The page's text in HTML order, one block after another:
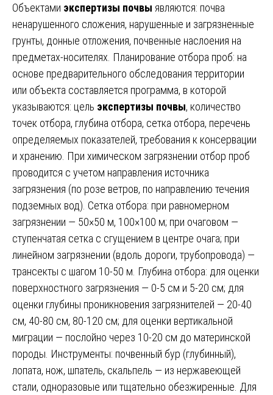
Объектами экспертизы почвы являются: почва
ненарушенного сложения, нарушенные и загрязненные
грунты, донные отложения, почвенные наслоения на
предметах-носителях. Планирование отбора проб: на
основе предварительного обследования территории
или объекта составляется программа, в которой
указываются: цель экспертизы почвы, количество
точек отбора, глубина отбора, сетка отбора, перечень
определяемых показателей, требования к консервации
и хранению. При химическом загрязнении отбор проб
проводится с учетом направления источника
загрязнения (по розе ветров, по направлению течения
подземных вод). Сетка отбора: при равномерном
загрязнении — 50×50 м, 100×100 м; при очаговом —
ступенчатая сетка с сгущением в центре очага; при
линейном загрязнении (вдоль дороги, трубопровода) —
трансекты с шагом 10-50 м. Глубина отбора: для оценки
поверхностного загрязнения — 0-5 см и 5-20 см; для
оценки глубины проникновения загрязнителей — 20-40
см, 40-80 см, 80-120 см; для оценки вертикальной
миграции — послойно через 10-20 см до материнской
породы. Инструменты: почвенный бур (глубинный),
лопата, нож, шпатель, скальпель — из нержавеющей
стали, одноразовые или тщательно обезжиренные. Для